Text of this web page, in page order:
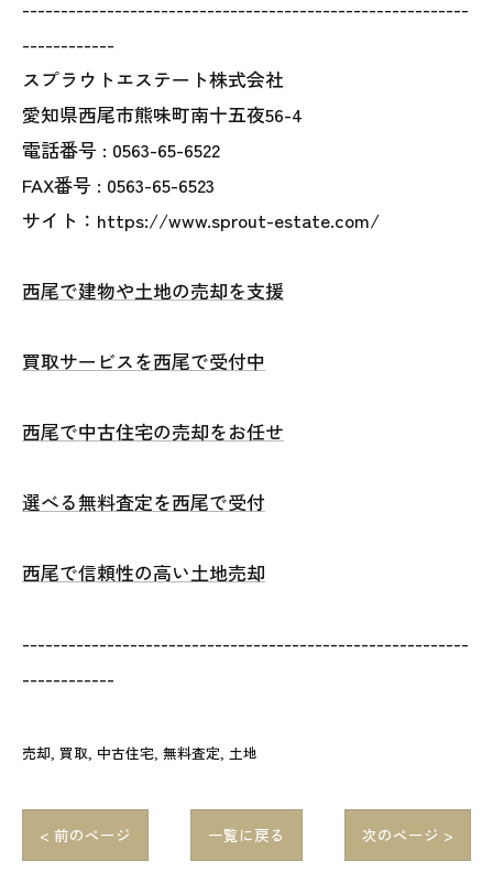
----------------------------------------------------------
------------
スプラウトエステート株式会社
愛知県西尾市熊味町南十五夜56-4
電話番号 : 0563-65-6522
FAX番号 : 0563-65-6523
サイト：https://www.sprout-estate.com/
西尾で建物や土地の売却を支援
買取サービスを西尾で受付中
西尾で中古住宅の売却をお任せ
選べる無料査定を西尾で受付
西尾で信頼性の高い土地売却
----------------------------------------------------------
------------
売却 買取 中古住宅 無料査定 土地
< 前のページ 一覧に戻る 次のページ >